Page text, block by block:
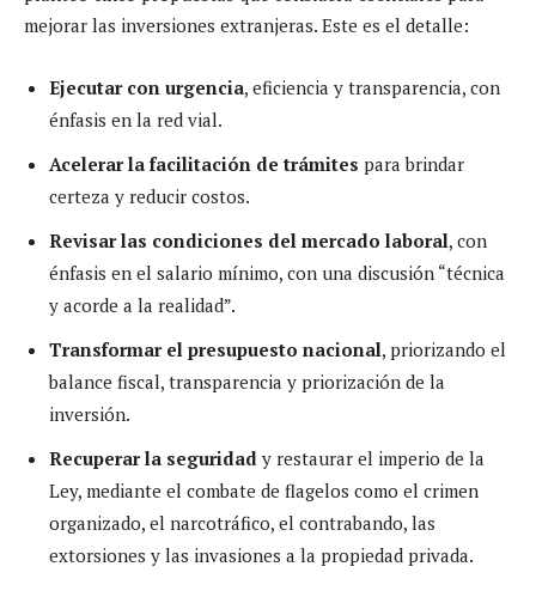
mejorar las inversiones extranjeras. Este es el detalle:
Ejecutar con urgencia, eficiencia y transparencia, con
énfasis en la red vial.
Acelerar la facilitación de trámites para brindar
certeza y reducir costos.
Revisar las condiciones del mercado laboral, con
énfasis en el salario mínimo, con una discusión “técnica
y acorde a la realidad”.
Transformar el presupuesto nacional, priorizando el
balance fiscal, transparencia y priorización de la
inversión.
Recuperar la seguridad y restaurar el imperio de la
Ley, mediante el combate de flagelos como el crimen
organizado, el narcotráfico, el contrabando, las
extorsiones y las invasiones a la propiedad privada.